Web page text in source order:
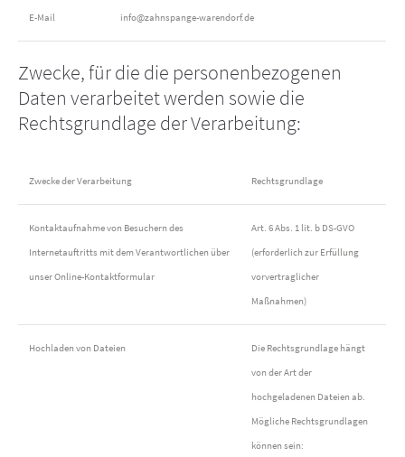
E-Mail info@zahnspange-warendorf.de
Zwecke, für die die personenbezogenen
Daten verarbeitet werden sowie die
Rechtsgrundlage der Verarbeitung:
Zwecke der Verarbeitung Rechtsgrundlage
Kontaktaufnahme von Besuchern des
Internetauftritts mit dem Verantwortlichen über
unser Online-Kontaktformular
Art. 6 Abs. 1 lit. b DS-GVO
(erforderlich zur Erfüllung
vorvertraglicher
Maßnahmen)
Hochladen von Dateien
Die Rechtsgrundlage hängt
von der Art der
hochgeladenen Dateien ab.
Mögliche Rechtsgrundlagen
können sein: